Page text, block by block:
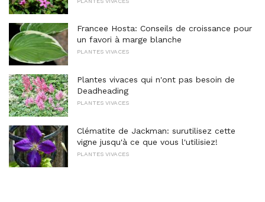
Francee Hosta: Conseils de croissance pour
un favori à marge blanche
PLANTES VIVACES
Plantes vivaces qui n'ont pas besoin de
Deadheading
PLANTES VIVACES
Clématite de Jackman: surutilisez cette
vigne jusqu'à ce que vous l'utilisiez!
PLANTES VIVACES